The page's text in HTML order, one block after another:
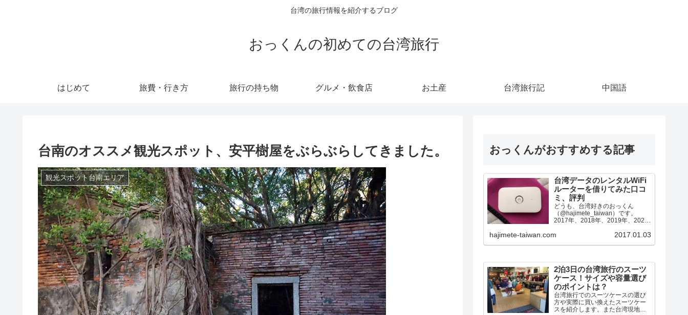
台湾の旅行情報を紹介するブログ
おっくんの初めての台湾旅行
はじめて 旅費・行き方 旅行の持ち物 グルメ・飲食店 お土産 台湾旅行記 中国語
台南のオススメ観光スポット、安平樹屋をぶらぶらしてきました。
観光スポット台南エリア
おっくんがおすすめする記事
台湾データのレンタルWiFi
ルーターを借りてみた口コ
ミ、評判
どうも、台湾好きのおっくん
（@hajimete_taiwan）です。
2017年、2018年、2019年、2022
ルーターをレンタルしました。 台
hajimete-taiwan.com 2017.01.03
2泊3日の台湾旅行のスーツ
ケース！サイズや容量選び
のポイントは？
台湾旅行でのスーツケースの選び
方や実際に買い換えたスーツケー
スを紹介します。また台湾現地で